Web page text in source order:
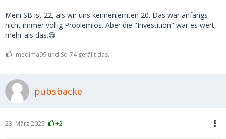
Mein SB ist 22, als wir uns kennenlernten 20. Das war anfangs
nicht immer völlig Problemlos. Aber die "Investition" war es wert,
mehr als das.😋
medima99 und Sd-74 gefällt das.
pubsbacke
23. März 2025 +2